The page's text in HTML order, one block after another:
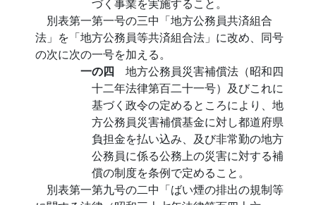
別表第一第一号の三中「地方公務員共済組合
法」を「地方公務員等共済組合法」に改め、同号
の次に次の一号を加える。
一の四 地方公務員災害補償法（昭和四
十二年法律第百二十一号）及びこれに
基づく政令の定めるところにより、地
方公務員災害補償基金に対し都道府県
負担金を払い込み、及び非常勤の地方
公務員に係る公務上の災害に対する補
償の制度を条例で定めること。
別表第一第九号の二中「ばい煙の排出の規制等